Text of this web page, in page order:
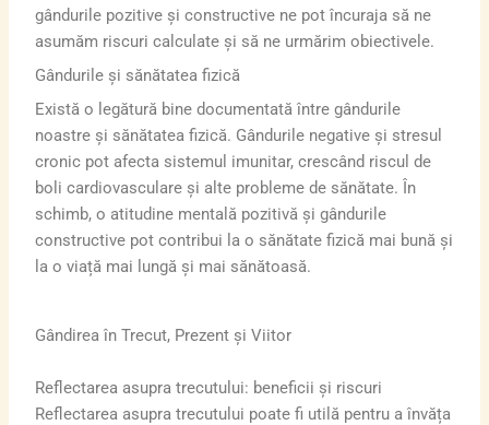
gândurile pozitive și constructive ne pot încuraja să ne
asumăm riscuri calculate și să ne urmărim obiectivele.
Gândurile și sănătatea fizică
Există o legătură bine documentată între gândurile
noastre și sănătatea fizică. Gândurile negative și stresul
cronic pot afecta sistemul imunitar, crescând riscul de
boli cardiovasculare și alte probleme de sănătate. În
schimb, o atitudine mentală pozitivă și gândurile
constructive pot contribui la o sănătate fizică mai bună și
la o viață mai lungă și mai sănătoasă.
Gândirea în Trecut, Prezent și Viitor
Reflectarea asupra trecutului: beneficii și riscuri
Reflectarea asupra trecutului poate fi utilă pentru a învăța